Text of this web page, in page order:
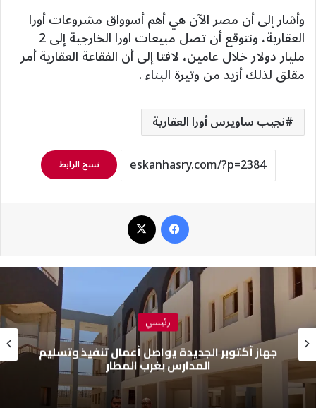
وأشار إلى أن مصر الآن هي أهم أسوواق مشروعات أورا
العقارية، ونتوقع أن تصل مبيعات اورا الخارجية إلى 2
مليار دولار خلال عامين، لافتا إلى أن الفقاعة العقارية أمر
مقلق لذلك أزيد من وتيرة البناء .
نجيب ساويرس أورا العقارية
نسخ الرابط
رئيسي
جهاز أكتوبر الجديدة يواصل أعمال تنفيذ وتسليم
المدارس بغرب المطار